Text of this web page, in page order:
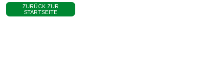
ZURÜCK ZUR
STARTSEITE